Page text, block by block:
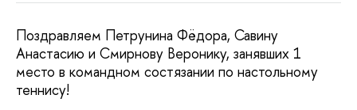
Поздравляем Петрунина Фёдора, Савину
Анастасию и Смирнову Веронику, занявших 1
место в командном состязании по настольному
теннису!